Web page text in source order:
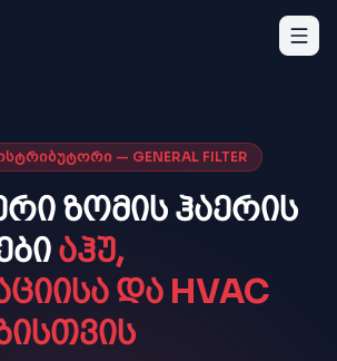
— GENERAL FILTER
ზომის ჰაერის
აჰუ,
და HVAC